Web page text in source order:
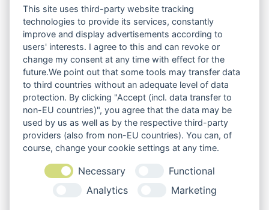
Self-Hosting erlebt ein Revival – aber ist es wirklich
die richtige Lösung für euch?
Juli 7, 2026
This site uses third-party website tracking
technologies to provide its services, constantly
improve and display advertisements according to
users' interests. I agree to this and can revoke or
change my consent at any time with effect for the
future.We point out that some tools may transfer data
to third countries without an adequate level of data
protection. By clicking "Accept (incl. data transfer to
non-EU countries)", you agree that the data may be
used by us as well as by the respective third-party
providers (also from non-EU countries). You can, of
course, change your cookie settings at any time.
Necessary
Functional
Analytics
Marketing